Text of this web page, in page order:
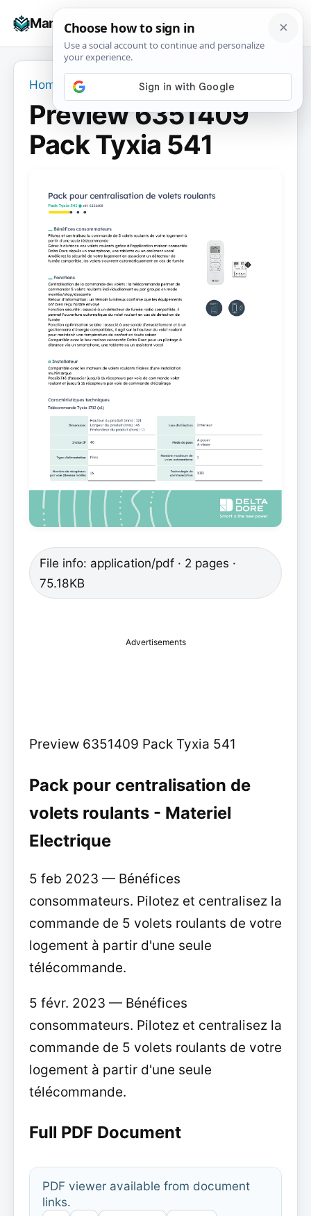
Manuals+
☰
Home Preview 6351409 Pack Tyxia 541
Preview 6351409
Pack Tyxia 541
File info: application/pdf · 2 pages ·
75.18KB
Advertisements
Preview 6351409 Pack Tyxia 541
Pack pour centralisation de
volets roulants - Materiel
Electrique
5 feb 2023 — Bénéfices
consommateurs. Pilotez et centralisez la
commande de 5 volets roulants de votre
logement à partir d'une seule
télécommande.
5 févr. 2023 — Bénéfices
consommateurs. Pilotez et centralisez la
commande de 5 volets roulants de votre
logement à partir d'une seule
télécommande.
Full PDF Document
PDF viewer available from document
links.